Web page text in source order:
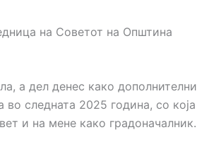
на Советот на Општина
а дел денес како дополнителни
следната 2025 година, со која
и на мене како градоначалник.